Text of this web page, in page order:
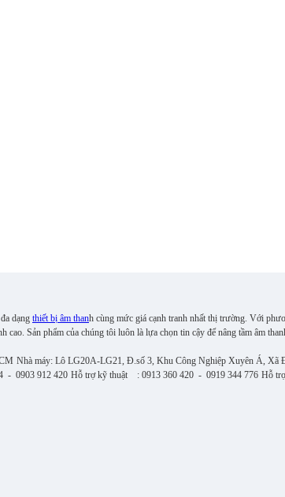
dạng thiết bị âm thanh cùng mức giá cạnh tranh nhất thị trường. Với
cao. Sản phẩm của chúng tôi luôn là lựa chọn tin cậy để nâng tầm âm
Nhà máy: Lô LG20A-LG21, Đ.số 3, Khu Công Nghiệp Xuyên Á, Xã
- 0903 912 420 Hỗ trợ kỹ thuật : 0913 360 420 - 0919 344 776 Hỗ